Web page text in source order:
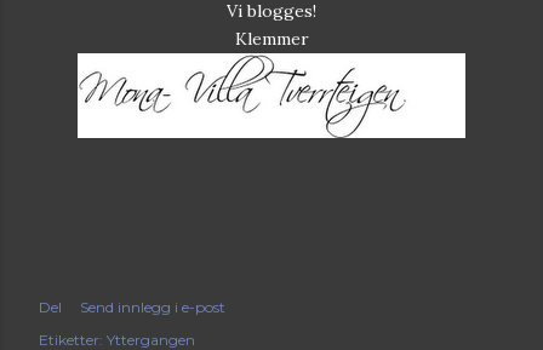
Vi blogges!
Klemmer
Del
Send innlegg i e-post
Etiketter: Yttergangen